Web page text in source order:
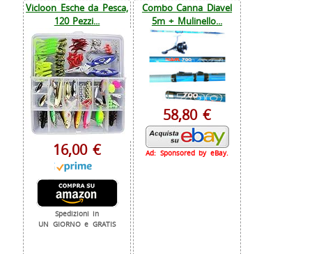
Vicloon Esche da Pesca,
120 Pezzi...
16,00 €
Spedizioni in
UN GIORNO e GRATIS
Combo Canna Diavel
5m + Mulinello...
58,80 €
Ad: Sponsored by eBay.